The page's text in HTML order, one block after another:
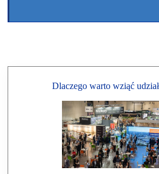
Dlaczego warto wziąć